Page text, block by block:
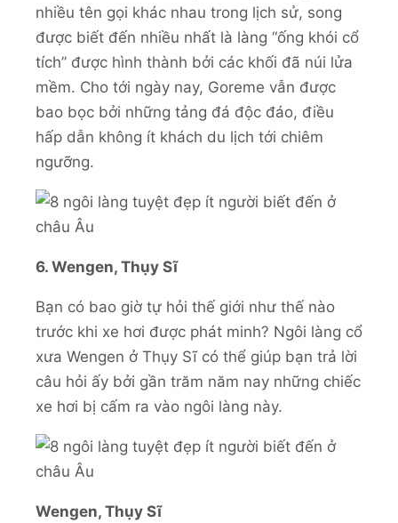
nhiều tên gọi khác nhau trong lịch sử, song
được biết đến nhiều nhất là làng “ống khói cổ
tích” được hình thành bởi các khối đã núi lửa
mềm. Cho tới ngày nay, Goreme vẫn được
bao bọc bởi những tảng đá độc đáo, điều
hấp dẫn không ít khách du lịch tới chiêm
ngưỡng.
6. Wengen, Thụy Sĩ
Bạn có bao giờ tự hỏi thế giới như thế nào
trước khi xe hơi được phát minh? Ngôi làng cổ
xưa Wengen ở Thụy Sĩ có thể giúp bạn trả lời
câu hỏi ấy bởi gần trăm năm nay những chiếc
xe hơi bị cấm ra vào ngôi làng này.
Wengen, Thụy Sĩ